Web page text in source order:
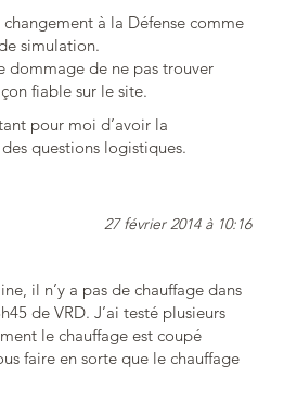
à la Défense comme
simulation.
dommage de ne pas trouver
fiable sur le site.
pour moi d’avoir la
questions logistiques.
27 février 2014 à 10:16
il n’y a pas de chauffage dans
de VRD. J’ai testé plusieurs
le chauffage est coupé
faire en sorte que le chauffage